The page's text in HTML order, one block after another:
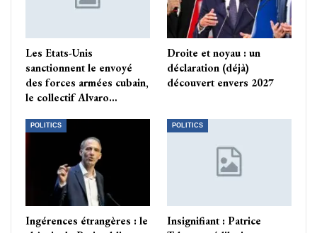
Les Etats-Unis
sanctionnent le envoyé
des forces armées cubain,
le collectif Alvaro…
Droite et noyau : un
déclaration (déjà)
découvert envers 2027
POLITICS
Ingérences étrangères : le
POLITICS
Insignifiant : Patrice